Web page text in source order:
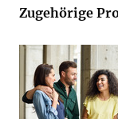
Zugehörige